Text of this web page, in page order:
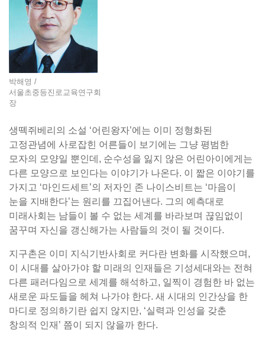
박해영 /
서울초중등진로교육연구회
장
생떽쥐베리의 소설 ‘어린왕자’에는 이미 정형화된
고정관념에 사로잡힌 어른들이 보기에는 그냥 평범한
모자의 모양일 뿐인데, 순수성을 잃지 않은 어린아이에게는
다른 모양으로 보인다는 이야기가 나온다. 이 짧은 이야기를
가지고 ‘마인드세트’의 저자인 존 나이스비트는 ‘마음이
눈을 지배한다’는 원리를 끄집어낸다. 그의 예측대로
미래사회는 남들이 볼 수 없는 세계를 바라보며 끊임없이
꿈꾸며 자신을 갱신해가는 사람들의 것이 될 것이다.
지구촌은 이미 지식기반사회로 커다란 변화를 시작했으며,
이 시대를 살아가야 할 미래의 인재들은 기성세대와는 전혀
다른 패러다임으로 세계를 해석하고, 일찍이 경험한 바 없는
새로운 파도들을 헤쳐 나가야 한다. 새 시대의 인간상을 한
마디로 정의하기란 쉽지 않지만, ‘실력과 인성을 갖춘
창의적 인재’ 쯤이 되지 않을까 한다.